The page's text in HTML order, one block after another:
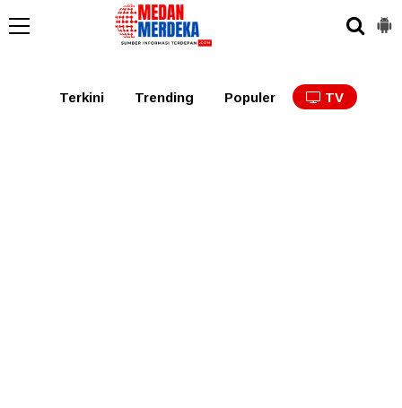
Tabagsel Tapanuli
Terkini Trending Populer TV